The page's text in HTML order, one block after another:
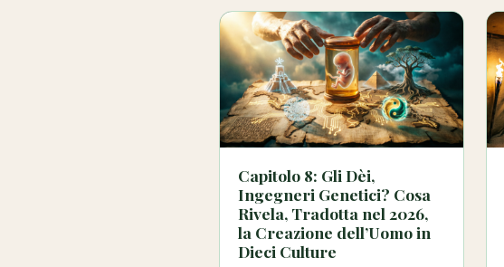
Capitolo 8: Gli Dèi,
Ingegneri Genetici? Cosa
Rivela, Tradotta nel 2026,
la Creazione dell’Uomo in
Dieci Culture